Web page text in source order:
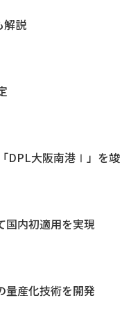
解説
DPL大阪南港Ⅰ」を竣
国内初適用を実現
量産化技術を開発